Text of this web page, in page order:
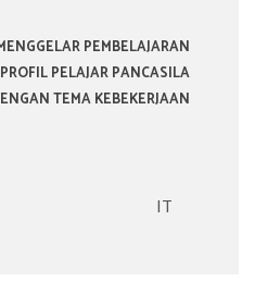
PEMBELAJARAN
PELAJAR PANCASILA
TEMA KEBEKERJAAN
IT